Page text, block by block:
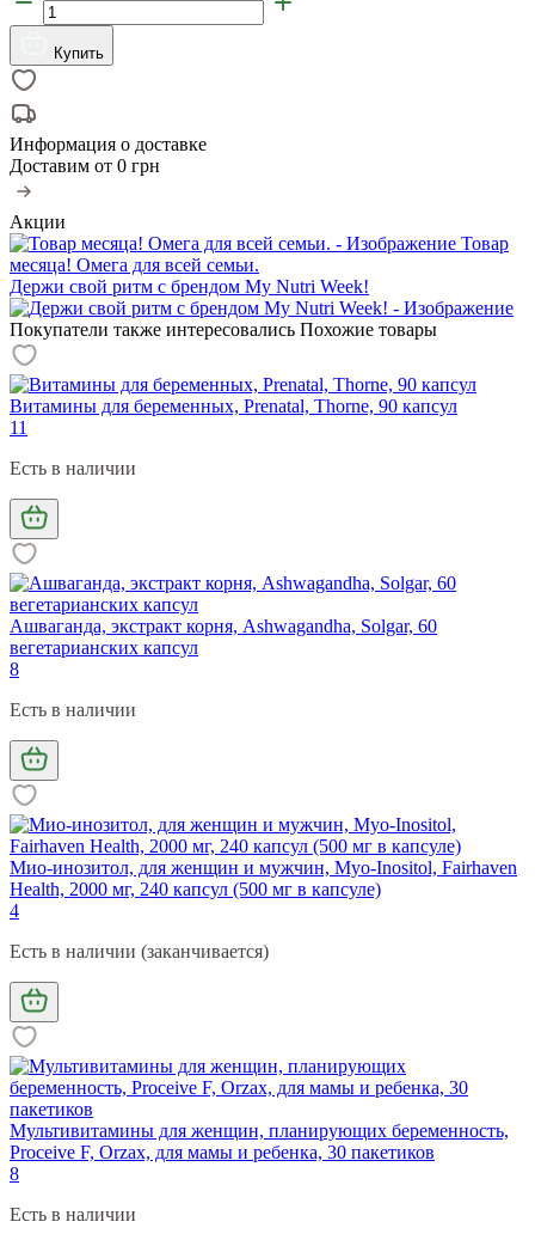
Купить
Информация о доставке
Доставим от 0 грн
Акции
Товар
месяца! Омега для всей семьи.
Держи свой ритм с брендом My Nutri Week!
Покупатели также интересовались Похожие товары
Витамины для беременных, Prenatal, Thorne, 90 капсул
11
Есть в наличии
Ашваганда, экстракт корня, Ashwagandha, Solgar, 60
вегетарианских капсул
8
Есть в наличии
Мио-инозитол, для женщин и мужчин, Myo-Inositol, Fairhaven
Health, 2000 мг, 240 капсул (500 мг в капсуле)
4
Есть в наличии (заканчивается)
Мультивитамины для женщин, планирующих беременность,
Proceive F, Orzax, для мамы и ребенка, 30 пакетиков
8
Есть в наличии